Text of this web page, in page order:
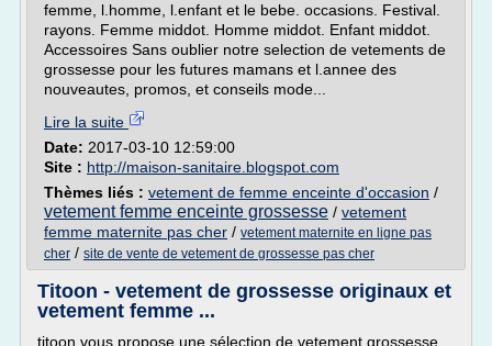
femme, l.homme, l.enfant et le bebe. occasions. Festival.
rayons. Femme middot. Homme middot. Enfant middot.
Accessoires Sans oublier notre selection de vetements de
grossesse pour les futures mamans et l.annee des
nouveautes, promos, et conseils mode...
Lire la suite
Date: 2017-03-10 12:59:00
Site : http://maison-sanitaire.blogspot.com
Thèmes liés : vetement de femme enceinte d'occasion /
vetement femme enceinte grossesse / vetement
femme maternite pas cher / vetement maternite en ligne pas
cher / site de vente de vetement de grossesse pas cher
Titoon - vetement de grossesse originaux et
vetement femme ...
titoon vous propose une sélection de vetement grossesse